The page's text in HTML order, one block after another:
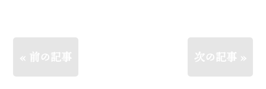
« 前の記事 次の記事 »